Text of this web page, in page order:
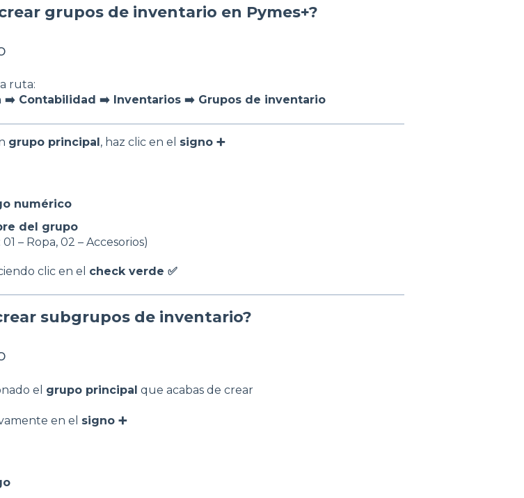
grupos de inventario en Pymes+?
ruta:
➡️ Contabilidad ➡️ Inventarios ➡️ Grupos de inventario
grupo principal, haz clic en el signo ➕
numérico
del grupo
– Ropa, 02 – Accesorios)
clic en el check verde ✅
subgrupos de inventario?
el grupo principal que acabas de crear
en el signo ➕